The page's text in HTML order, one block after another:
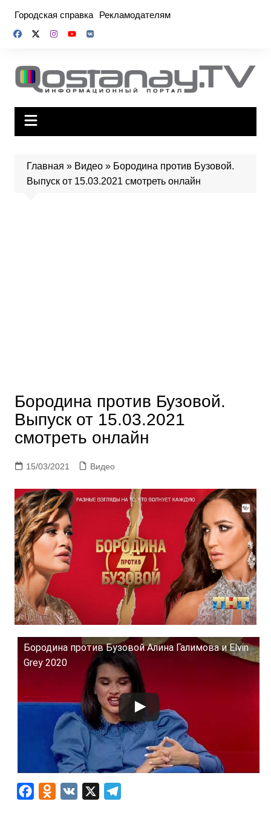
содержимому
Городская справка Рекламодателям
Главная » Видео» Бородина против Бузовой.
Выпуск от 15.03.2021 смотреть онлайн
Бородина против Бузовой.
Выпуск от 15.03.2021
смотреть онлайн
15/03/2021 Видео
Бородина против Бузовой Алина Галимова и Elvin
Grey 2020